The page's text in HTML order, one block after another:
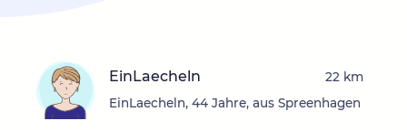
EinLaecheln
EinLaecheln, 44 Jahre, aus Spreenhagen
22 km